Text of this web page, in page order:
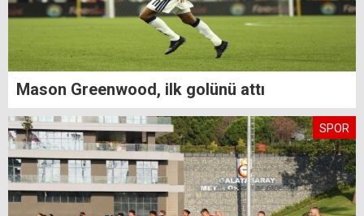
Mason Greenwood, ilk golünü attı
SPOR